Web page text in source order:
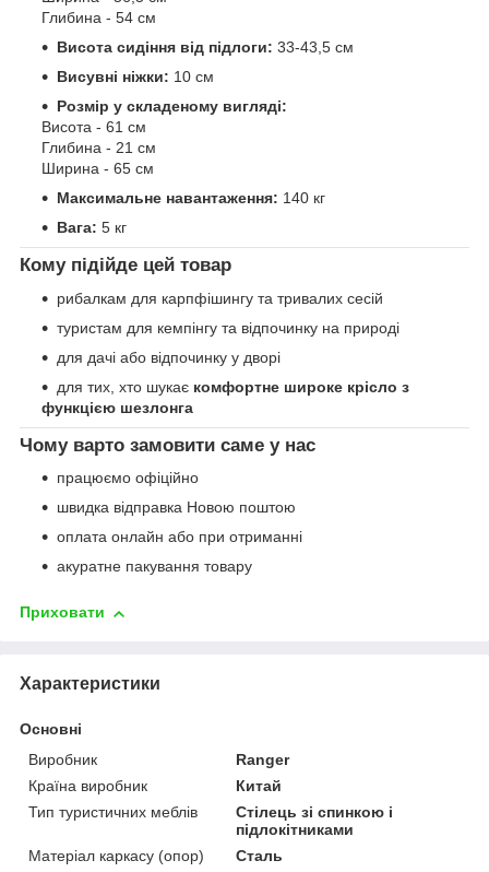
Глибина - 54 см
Висота сидіння від підлоги: 33-43,5 см
Висувні ніжки: 10 см
Розмір у складеному вигляді:
Висота - 61 см
Глибина - 21 см
Ширина - 65 см
Максимальне навантаження: 140 кг
Вага: 5 кг
Кому підійде цей товар
рибалкам для карпфішингу та тривалих сесій
туристам для кемпінгу та відпочинку на природі
для дачі або відпочинку у дворі
для тих, хто шукає комфортне широке крісло з
функцією шезлонга
Чому варто замовити саме у нас
працюємо офіційно
швидка відправка Новою поштою
оплата онлайн або при отриманні
акуратне пакування товару
Приховати
Характеристики
Основні
Виробник
Ranger
Країна виробник
Китай
Тип туристичних меблів
Стілець зі спинкою і
підлокітниками
Матеріал каркасу (опор)
Сталь